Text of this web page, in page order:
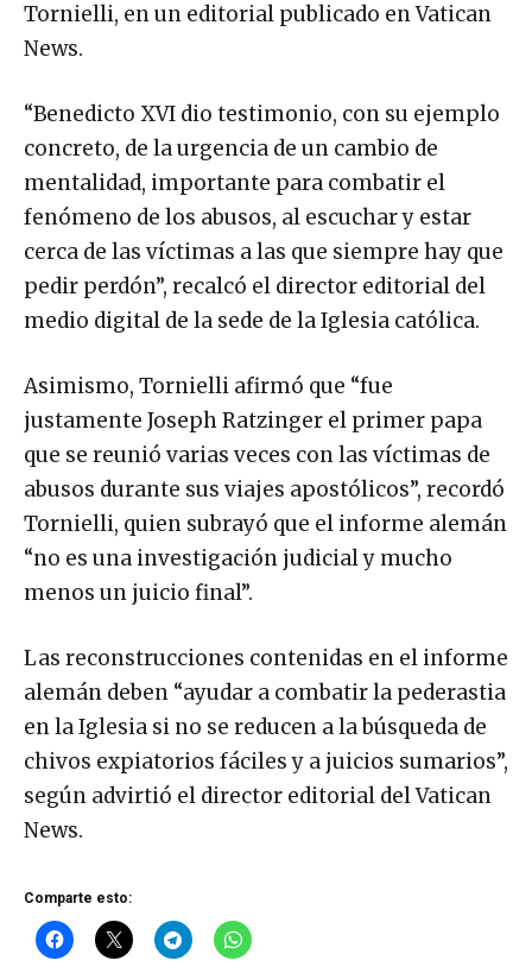
Tornielli, en un editorial publicado en Vatican
News.
“Benedicto XVI dio testimonio, con su ejemplo
concreto, de la urgencia de un cambio de
mentalidad, importante para combatir el
fenómeno de los abusos, al escuchar y estar
cerca de las víctimas a las que siempre hay que
pedir perdón”, recalcó el director editorial del
medio digital de la sede de la Iglesia católica.
Asimismo, Tornielli afirmó que “fue
justamente Joseph Ratzinger el primer papa
que se reunió varias veces con las víctimas de
abusos durante sus viajes apostólicos”, recordó
Tornielli, quien subrayó que el informe alemán
“no es una investigación judicial y mucho
menos un juicio final”.
Las reconstrucciones contenidas en el informe
alemán deben “ayudar a combatir la pederastia
en la Iglesia si no se reducen a la búsqueda de
chivos expiatorios fáciles y a juicios sumarios”,
según advirtió el director editorial del Vatican
News.
Comparte esto: